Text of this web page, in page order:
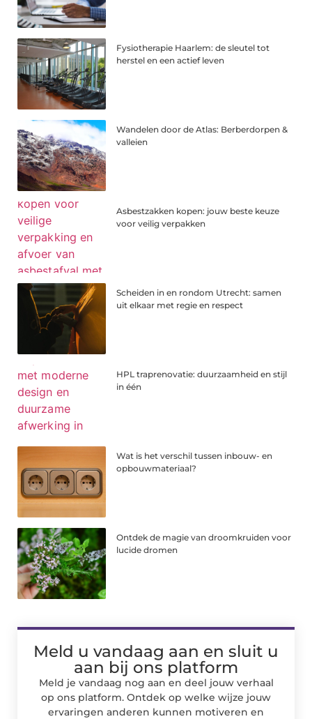
Fysiotherapie Haarlem: de sleutel tot
herstel en een actief leven
Wandelen door de Atlas: Berberdorpen &
valleien
Asbestzakken kopen: jouw beste keuze
voor veilig verpakken
Scheiden in en rondom Utrecht: samen
uit elkaar met regie en respect
HPL traprenovatie: duurzaamheid en stijl
in één
Wat is het verschil tussen inbouw- en
opbouwmateriaal?
Ontdek de magie van droomkruiden voor
lucide dromen
Meld u vandaag aan en sluit u
aan bij ons platform
Meld je vandaag nog aan en deel jouw verhaal
op ons platform. Ontdek op welke wijze jouw
ervaringen anderen kunnen motiveren en